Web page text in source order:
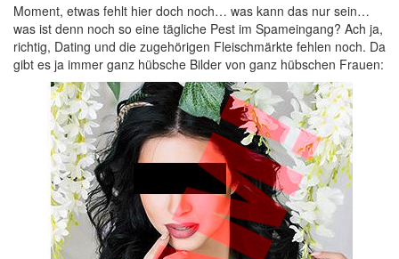
Moment, etwas fehlt hier doch noch… was kann das nur sein…
was ist denn noch so eine tägliche Pest im Spameingang? Ach ja,
richtig, Dating und die zugehörigen Fleischmärkte fehlen noch. Da
gibt es ja immer ganz hübsche Bilder von ganz hübschen Frauen: